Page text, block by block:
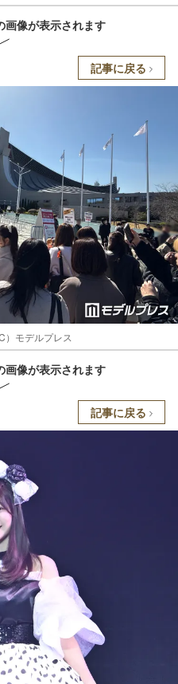
画像が表示されます
記事に戻る
）モデルプレス
画像が表示されます
記事に戻る